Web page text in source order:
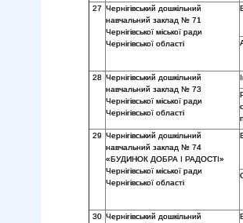
27 Чернігівський дошкільний
навчальний заклад № 71
Чернігівської міської ради
Чернігівської області
28 Чернігівський дошкільний
навчальний заклад № 73
Чернігівської міської ради
Чернігівської області
29 Чернігівський дошкільний
навчальний заклад № 74
«БУДИНОК ДОБРА І РАДОСТІ»
Чернігівської міської ради
Чернігівської області
30 Чернігівський дошкільний